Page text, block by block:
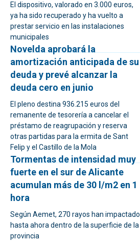
El dispositivo, valorado en 3.000 euros,
ya ha sido recuperado y ha vuelto a
prestar servicio en las instalaciones
municipales
Novelda aprobará la
amortización anticipada de su
deuda y prevé alcanzar la
deuda cero en junio
El pleno destina 936.215 euros del
remanente de tesorería a cancelar el
préstamo de reagrupación y reserva
otras partidas para la ermita de Sant
Felip y el Castillo de la Mola
Tormentas de intensidad muy
fuerte en el sur de Alicante
acumulan más de 30 l/m2 en 1
hora
Según Aemet, 270 rayos han impactado
hasta ahora dentro de la superficie de la
provincia